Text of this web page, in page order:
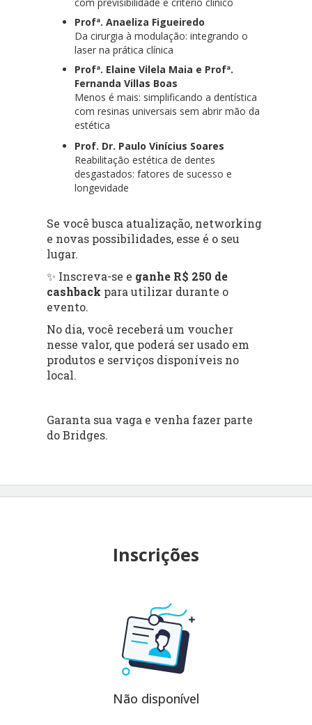
Profª. Anaeliza Figueiredo
Da cirurgia à modulação: integrando o
laser na prática clínica
Profª. Elaine Vilela Maia e Profª.
Fernanda Villas Boas
Menos é mais: simplificando a dentística
com resinas universais sem abrir mão da
estética
Prof. Dr. Paulo Vinícius Soares
Reabilitação estética de dentes
desgastados: fatores de sucesso e
longevidade
Se você busca atualização, networking
e novas possibilidades, esse é o seu
lugar.
✨ Inscreva-se e ganhe R$ 250 de
cashback para utilizar durante o
evento.
No dia, você receberá um voucher
nesse valor, que poderá ser usado em
produtos e serviços disponíveis no
local.
Garanta sua vaga e venha fazer parte
do Bridges.
Inscrições
Não disponível